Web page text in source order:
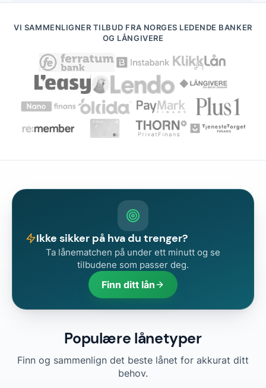
VI SAMMENLIGNER TILBUD FRA NORGES LEDENDE BANKER
OG LÅNGIVERE
Ikke sikker på hva du trenger?
Ta lånematchen på under ett minutt og se
tilbudene som passer deg.
Finn ditt lån
Populære lånetyper
Finn og sammenlign det beste lånet for akkurat ditt
behov.